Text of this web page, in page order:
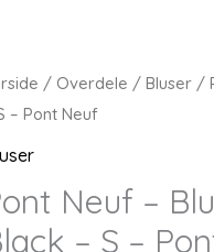
/ Overdele /Bluser /
– Pont Neuf
Neuf –
– S –